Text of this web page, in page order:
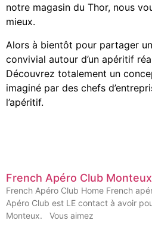
notre magasin du Thor, nous
mieux.
Alors à bientôt pour partager
convivial autour d’un apéritif
Découvrez totalement un
imaginé par des chefs
l’apéritif.
French Apéro Club Monteux
French Apéro Club Home French
Apéro Club est LE contact à avoir
Monteux. Vous aimez